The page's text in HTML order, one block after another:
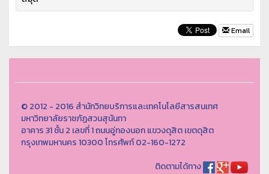
Email
© 2012 - 2016 สำนักวิทยบริการและเทคโนโลยีสารสนเทศ
มหาวิทยาลัยราชภัฏสวนสุนันทา
อาคาร 31 ชั้น 2 เลขที่ 1 ถนนอู่ทองนอก แขวงดุสิต เขตดุสิต
กรุงเทพมหานคร 10300 โทรศัพท์ 02-160-1272
ติดตามได้ทาง